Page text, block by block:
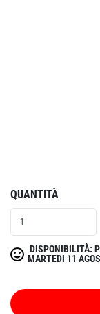
QUANTITÀ
DISPONIBILITÀ:
MARTEDI 11